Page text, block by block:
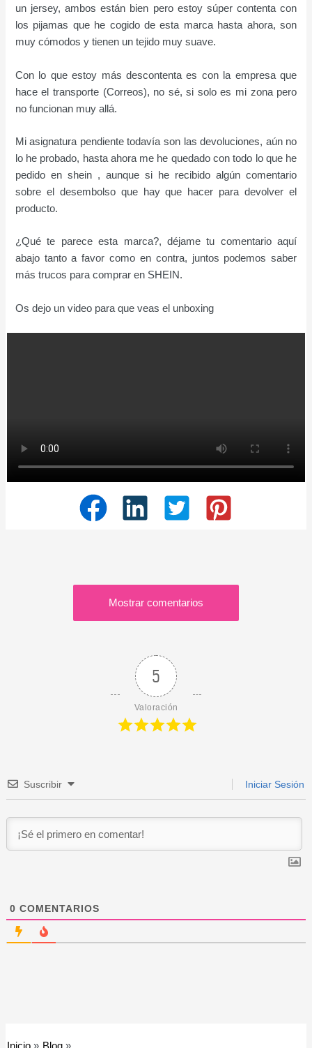
un jersey, ambos están bien pero estoy súper contenta con
los pijamas que he cogido de esta marca hasta ahora, son
muy cómodos y tienen un tejido muy suave.
Con lo que estoy más descontenta es con la empresa que
hace el transporte (Correos), no sé, si solo es mi zona pero
no funcionan muy allá.
Mi asignatura pendiente todavía son las devoluciones, aún no
lo he probado, hasta ahora me he quedado con todo lo que he
pedido en shein , aunque si he recibido algún comentario
sobre el desembolso que hay que hacer para devolver el
producto.
¿Qué te parece esta marca?, déjame tu comentario aquí
abajo tanto a favor como en contra, juntos podemos saber
más trucos para comprar en SHEIN.
Os dejo un video para que veas el unboxing
Mostrar comentarios
5
Valoración
Suscribir Iniciar Sesión
0 COMENTARIOS
Inicio Blog